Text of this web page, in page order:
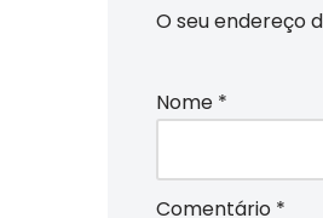
O seu endereço
Nome *
Comentário *